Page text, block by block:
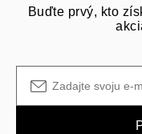
Buďte prvý, kto